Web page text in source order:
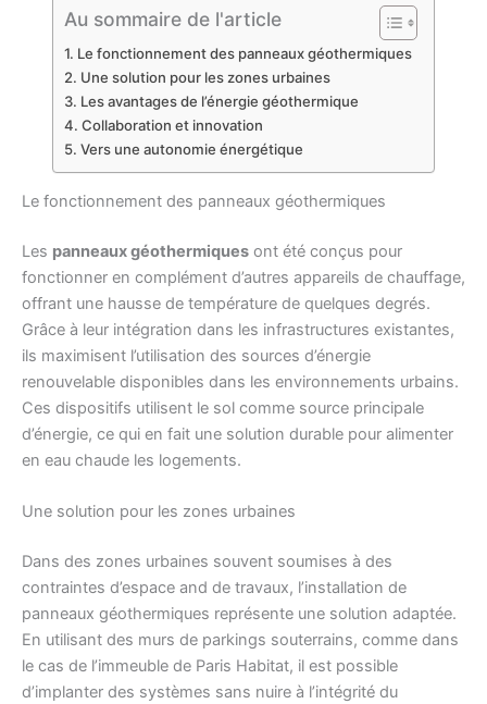
Au sommaire de l'article
Le fonctionnement des panneaux géothermiques
Une solution pour les zones urbaines
Les avantages de l’énergie géothermique
Collaboration et innovation
Vers une autonomie énergétique
Le fonctionnement des panneaux géothermiques
Les panneaux géothermiques ont été conçus pour
fonctionner en complément d’autres appareils de chauffage,
offrant une hausse de température de quelques degrés.
Grâce à leur intégration dans les infrastructures existantes,
ils maximisent l’utilisation des sources d’énergie
renouvelable disponibles dans les environnements urbains.
Ces dispositifs utilisent le sol comme source principale
d’énergie, ce qui en fait une solution durable pour alimenter
en eau chaude les logements.
Une solution pour les zones urbaines
Dans des zones urbaines souvent soumises à des
contraintes d’espace and de travaux, l’installation de
panneaux géothermiques représente une solution adaptée.
En utilisant des murs de parkings souterrains, comme dans
le cas de l’immeuble de Paris Habitat, il est possible
d’implanter des systèmes sans nuire à l’intégrité du